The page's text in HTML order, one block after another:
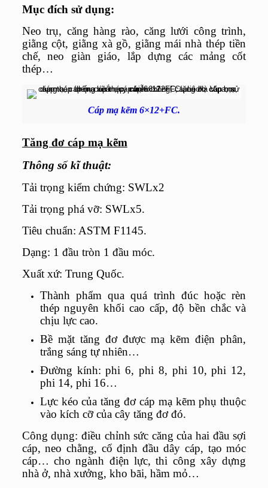
Mục đích sử dụng:
Neo trụ, căng hàng rào, căng lưới công trình,
giằng cột, giằng xà gồ, giằng mái nhà thép tiền
chế, neo giàn giáo, lắp dựng các mảng cốt
thép…
Cáp mạ kẽm 6×12+FC.
Tăng đơ cáp mạ kẽm
Thông số kĩ thuật:
Tải trọng kiểm chứng: SWLx2
Tải trọng phá vỡ: SWLx5.
Tiêu chuẩn: ASTM F1145.
Dạng: 1 đầu tròn 1 đầu móc.
Xuất xứ: Trung Quốc.
Thành phẩm qua quá trình đúc hoặc rèn
thép nguyên khối cao cấp, độ bền chắc và
chịu lực cao.
Bề mặt tăng đơ được mạ kẽm điện phân,
trắng sáng tự nhiên…
Đường kính: phi 6, phi 8, phi 10, phi 12,
phi 14, phi 16…
Lực kéo của tăng đơ cáp mạ kẽm phụ thuộc
vào kích cỡ của cây tăng đơ đó.
Công dụng: điều chỉnh sức căng của hai đầu sợi
cáp, neo chằng, cố định đầu dây cáp, tạo móc
cáp… cho ngành điện lực, thi công xây dựng
nhà ở, nhà xưởng, kho bãi, hầm mỏ…